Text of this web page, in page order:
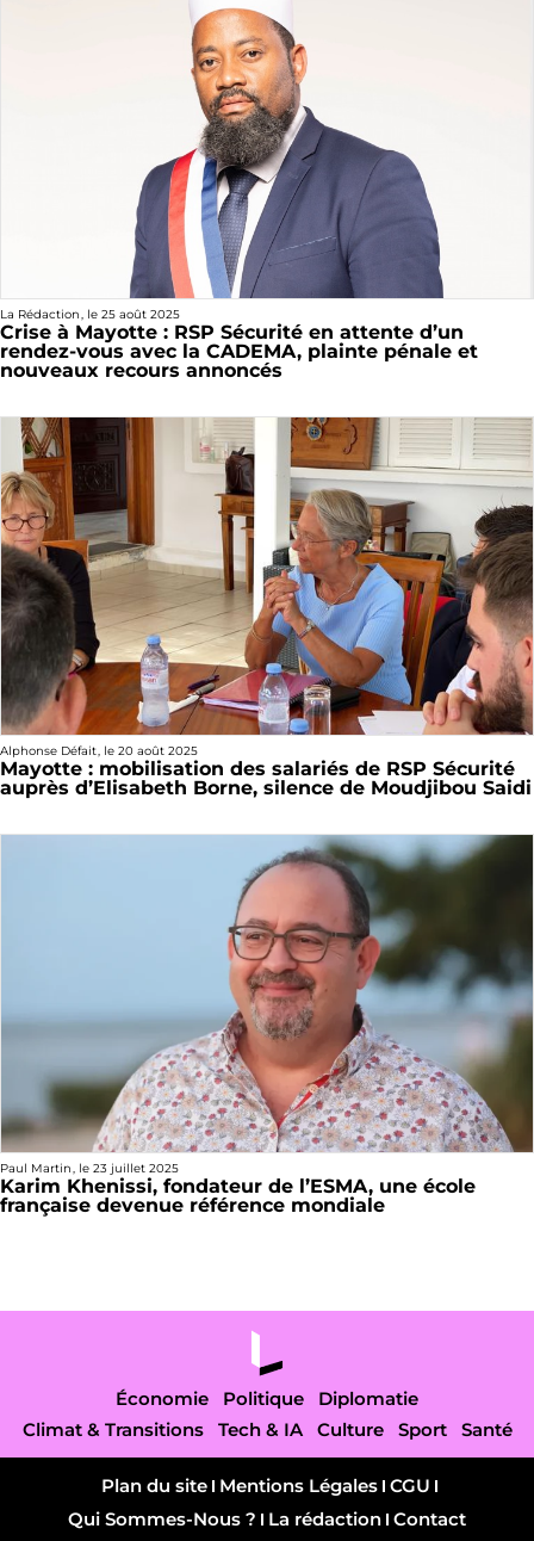
La Rédaction, le 25 août 2025
Crise à Mayotte : RSP Sécurité en attente d’un
rendez-vous avec la CADEMA, plainte pénale et
nouveaux recours annoncés
Alphonse Défait, le 20 août 2025
Mayotte : mobilisation des salariés de RSP Sécurité
auprès d’Elisabeth Borne, silence de Moudjibou Saidi
Paul Martin, le 23 juillet 2025
Karim Khenissi, fondateur de l’ESMA, une école
française devenue référence mondiale
Économie Politique
Diplomatie
Climat & Transitions
Tech & IA Culture Sport Santé
Plan du site Mentions Légales CGU
Qui Sommes-Nous ?
La rédaction Contact